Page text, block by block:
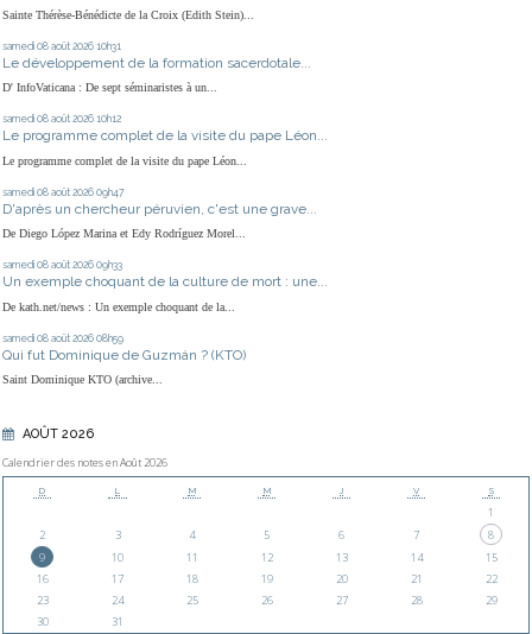
Sainte Thérèse-Bénédicte de la Croix (Edith Stein)...
samedi 08 août 2026 10h31
Le développement de la formation sacerdotale...
D' InfoVaticana : De sept séminaristes à un...
samedi 08 août 2026 10h12
Le programme complet de la visite du pape Léon...
Le programme complet de la visite du pape Léon...
samedi 08 août 2026 09h47
D'après un chercheur péruvien, c'est une grave...
De Diego López Marina et Edy Rodríguez Morel...
samedi 08 août 2026 09h33
Un exemple choquant de la culture de mort : une...
De kath.net/news : Un exemple choquant de la...
samedi 08 août 2026 08h59
Qui fut Dominique de Guzmán ? (KTO)
Saint Dominique KTO (archive...
AOÛT 2026
Calendrier des notes en Août 2026
D L M M J V S
1
2
3 4 5 6 7
8
9
10 11 12 13 14
15
16
17 18 19 20 21
22
23
24 25 26 27 28
29
30
31